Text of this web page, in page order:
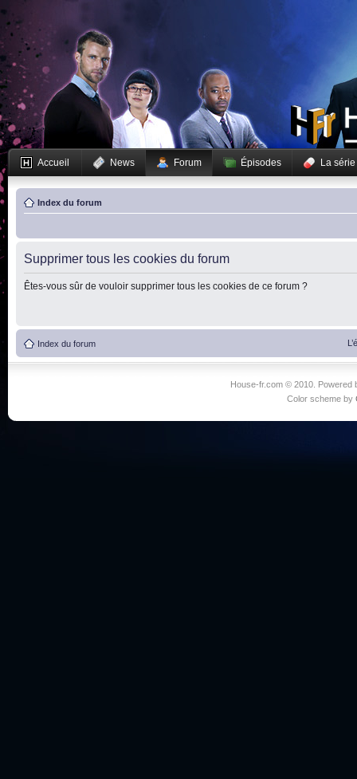
Accueil News Forum Épisodes La série
Index du forum
Supprimer tous les cookies du forum
Êtes-vous sûr de vouloir supprimer tous les cookies de ce forum ?
Index du forum
House-fr.com © 2010. Powered
Color scheme by